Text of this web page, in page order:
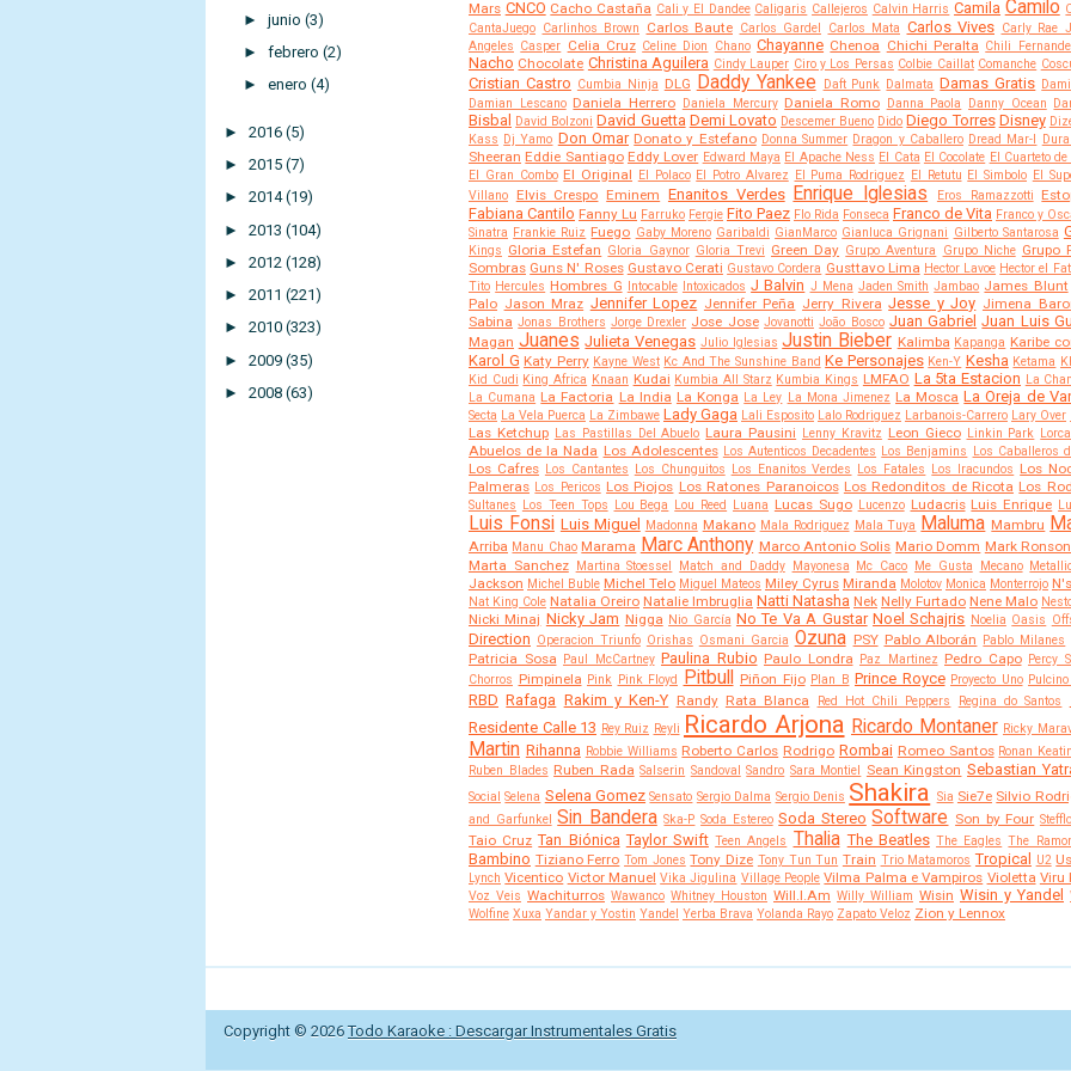
► junio (3)
► febrero (2)
► enero (4)
► 2016 (5)
► 2015 (7)
► 2014 (19)
► 2013 (104)
► 2012 (128)
► 2011 (221)
► 2010 (323)
► 2009 (35)
► 2008 (63)
Mars CNCO Cacho Castaña Cali y El Dandee Caligaris Callejeros Calvin Harris Camila Camilo
CantaJuego Carlinhos Brown Carlos Baute Carlos Gardel Carlos Mata Carlos Vives Carly Rae
Angeles Casper Celia Cruz Celine Dion Chano Chayanne Chenoa Chichi Peralta Chili
Nacho Chocolate Christina Aguilera Cindy Lauper Ciro y Los Persas Colbie Caillat Comanche
Cristian Castro Cumbia Ninja DLG Daddy Yankee Daft Punk Dalmata Damas Gratis
Damian Lescano Daniela Herrero Daniela Mercury Daniela Romo Danna Paola Danny Ocean
Bisbal David Bolzoni David Guetta Demi Lovato Descemer Bueno Dido Diego Torres Disney
Kass Dj Yamo Don Omar Donato y Estefano Donna Summer Dragon y Caballero Dread Mar-I
Sheeran Eddie Santiago Eddy Lover Edward Maya El Apache Ness El Cata El Cocolate El Cuarteto
El Gran Combo El Original El Polaco El Potro Alvarez El Puma Rodriguez El Retutu El Simbolo El
Villano Elvis Crespo Eminem Enanitos Verdes Enrique Iglesias Eros Ramazzotti
Fabiana Cantilo Fanny Lu Farruko Fergie Fito Paez Flo Rida Fonseca Franco de Vita Franco y
Sinatra Frankie Ruiz Fuego Gaby Moreno Garibaldi GianMarco Gianluca Grignani Gilberto Santarosa
Kings Gloria Estefan Gloria Gaynor Gloria Trevi Green Day Grupo Aventura Grupo Niche Grupo
Sombras Guns N' Roses Gustavo Cerati Gustavo Cordera Gusttavo Lima Hector Lavoe Hector el
Tito Hercules Hombres G Intocable Intoxicados J Balvin J Mena Jaden Smith Jambao James Blunt
Palo Jason Mraz Jennifer Lopez Jennifer Peña Jerry Rivera Jesse y Joy Jimena
Sabina Jonas Brothers Jorge Drexler Jose Jose Jovanotti João Bosco Juan Gabriel Juan Luis
Magan Juanes Julieta Venegas Julio Iglesias Justin Bieber Kalimba Kapanga Karibe
Karol G Katy Perry Kayne West Kc And The Sunshine Band Ke Personajes Ken-Y Kesha Ketama
Kid Cudi King Africa Knaan Kudai Kumbia All Starz Kumbia Kings LMFAO La 5ta Estacion La
La Cumana La Factoria La India La Konga La Ley La Mona Jimenez La Mosca La Oreja de
Secta La Vela Puerca La Zimbawe Lady Gaga Lali Esposito Lalo Rodriguez Larbanois-Carrero Lary Over
Las Ketchup Las Pastillas Del Abuelo Laura Pausini Lenny Kravitz Leon Gieco Linkin Park Lorca
Abuelos de la Nada Los Adolescentes Los Autenticos Decadentes Los Benjamins Los Caballeros
Los Cafres Los Cantantes Los Chunguitos Los Enanitos Verdes Los Fatales Los Iracundos Los
Palmeras Los Pericos Los Piojos Los Ratones Paranoicos Los Redonditos de Ricota Los
Sultanes Los Teen Tops Lou Bega Lou Reed Luana Lucas Sugo Lucenzo Ludacris Luis Enrique
Luis Fonsi Luis Miguel Madonna Makano Mala Rodriguez Mala Tuya Maluma Mambru
Arriba Manu Chao Marama Marc Anthony Marco Antonio Solis Mario Domm Mark Ronson
Marta Sanchez
Martina Stoessel Match and Daddy Mayonesa Mc Caco Me Gusta Mecano
Jackson Michel Buble Michel Telo Miguel Mateos Miley Cyrus Miranda Molotov Monica Monterrojo
Nat King Cole Natalia Oreiro Natalie Imbruglia Natti Natasha Nek Nelly Furtado Nene Malo
Nicki Minaj Nicky Jam Nigga Nio García No Te Va A Gustar Noel Schajris Noelia Oasis
Direction Operacion Triunfo Orishas Osmani Garcia Ozuna PSY Pablo Alborán Pablo Milanes
Patricia Sosa Paul McCartney Paulina Rubio Paulo Londra Paz Martinez Pedro Capo Percy
Chorros Pimpinela Pink Pink Floyd Pitbull Piñon Fijo Plan B Prince Royce Proyecto Uno
RBD Rafaga Rakim y Ken-Y Randy Rata Blanca Red Hot Chili Peppers Regina do Santos
Residente Calle 13 Rey Ruiz Reyli Ricardo Arjona Ricardo Montaner Ricky
Martin Rihanna Robbie Williams Roberto Carlos Rodrigo Rombai Romeo Santos Ronan
Ruben Blades Ruben Rada Salserin Sandoval Sandro Sara Montiel Sean Kingston Sebastian
Social Selena Selena Gomez Sensato Sergio Dalma Sergio Denis Shakira Sia Sie7e Silvio
and Garfunkel Sin Bandera Ska-P Soda Estereo Soda Stereo Software Son by Four
Taio Cruz Tan Biónica Taylor Swift Teen Angels Thalia The Beatles The Eagles The
Bambino Tiziano Ferro Tom Jones Tony Dize Tony Tun Tun Train Trio Matamoros Tropical U2
Lynch Vicentico Victor Manuel Vika Jigulina Village People Vilma Palma e Vampiros Violetta Viru
Voz Veis Wachiturros Wawanco Whitney Houston Will.I.Am Willy William Wisin Wisin y Yandel
Wolfine Xuxa Yandar y Yostin Yandel Yerba Brava Yolanda Rayo Zapato Veloz Zion y Lennox
Copyright © 2026Todo Karaoke : Descargar Instrumentales Gratis